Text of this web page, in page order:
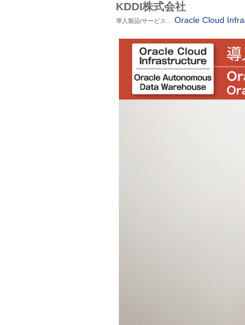
KDDI株式会社
導入製品/サービス… Oracle Cloud